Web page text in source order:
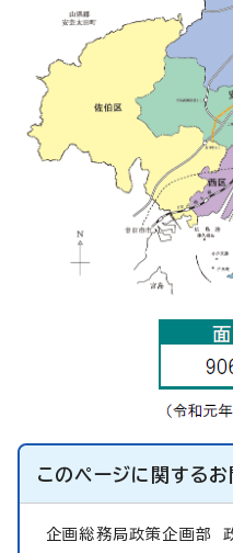
このページに関するお
企画総務局政策企画部